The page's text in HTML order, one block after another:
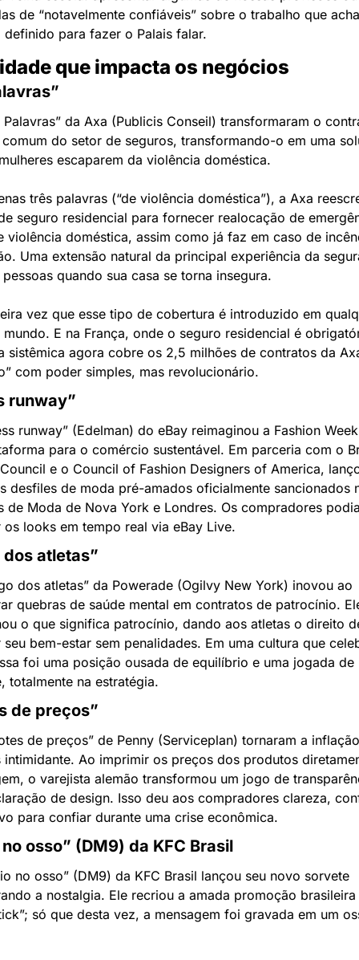
de “notavelmente confiáveis” sobre o trabalho que
definido para fazer o Palais falar.
que impacta os negócios
Palavras” da Axa (Publicis Conseil) transformaram o
do setor de seguros, transformando-o em uma
escaparem da violência doméstica.
três palavras (“de violência doméstica”), a Axa
seguro residencial para fornecer realocação de
violência doméstica, assim como já faz em caso de
Uma extensão natural da principal experiência da
quando sua casa se torna insegura.
vez que esse tipo de cobertura é introduzido em
E na França, onde o seguro residencial é
sistêmica agora cobre os 2,5 milhões de contratos da
com poder simples, mas revolucionário.
runway”
runway” (Edelman) do eBay reimaginou a Fashion
para o comércio sustentável. Em parceria com o
e o Council of Fashion Designers of America,
desfiles de moda pré-amados oficialmente sancionados
de Moda de Nova York e Londres. Os compradores
looks em tempo real via eBay Live.
atletas”
dos atletas” da Powerade (Ogilvy New York) inovou ao
quebras de saúde mental em contratos de patrocínio.
o que significa patrocínio, dando aos atletas o direito
bem-estar sem penalidades. Em uma cultura que
foi uma posição ousada de equilíbrio e uma jogada de
totalmente na estratégia.
de preços”
de preços” de Penny (Serviceplan) tornaram a
intimidante. Ao imprimir os preços dos produtos
o varejista alemão transformou um jogo de
de design. Isso deu aos compradores clareza,
para confiar durante uma crise econômica.
osso” (DM9) da KFC Brasil
no osso” (DM9) da KFC Brasil lançou seu novo sorvete
a nostalgia. Ele recriou a amada promoção brasileira
só que desta vez, a mensagem foi gravada em um